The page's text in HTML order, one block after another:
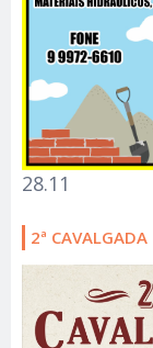
28.11
2ª CAVALGADA